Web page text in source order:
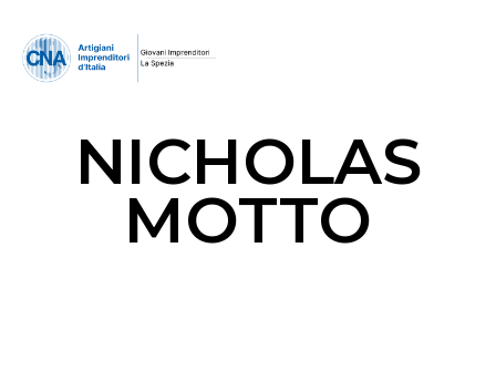
NICHOLAS
MOTTO